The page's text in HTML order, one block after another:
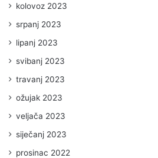
kolovoz 2023
srpanj 2023
lipanj 2023
svibanj 2023
travanj 2023
ožujak 2023
veljača 2023
siječanj 2023
prosinac 2022